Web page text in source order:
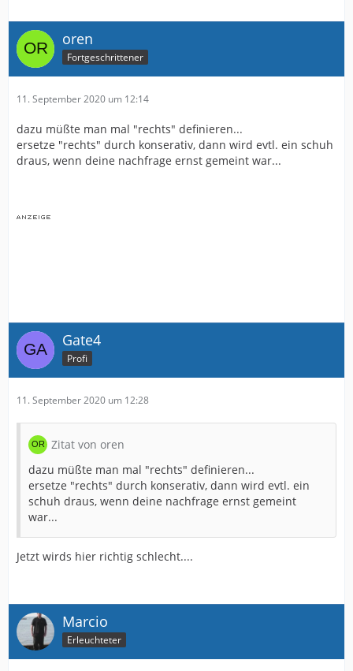
einfache Sätze gebracht:
Cui bono ?
Audiatur et altera pars !
oren
Fortgeschrittener
11. September 2020 um 12:14
dazu müßte man mal "rechts" definieren...
ersetze "rechts" durch konserativ, dann wird evtl. ein schuh
draus, wenn deine nachfrage ernst gemeint war...
Gate4
Profi
11. September 2020 um 12:28
Zitat von oren
dazu müßte man mal "rechts" definieren...
ersetze "rechts" durch konserativ, dann wird evtl. ein
schuh draus, wenn deine nachfrage ernst gemeint
war...
Jetzt wirds hier richtig schlecht....
Marcio
Erleuchteter